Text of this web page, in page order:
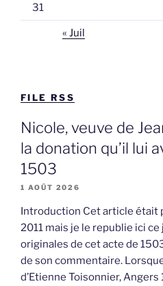
31
« Juil
FILE RSS
Nicole, veuve de
la donation qu’il lui
1503
1 AOÛT 2026
Introduction Cet article était
2011 mais je le republie ici
originales de cet acte de
de son commentaire.
d’Etienne Toisonnier, Angers